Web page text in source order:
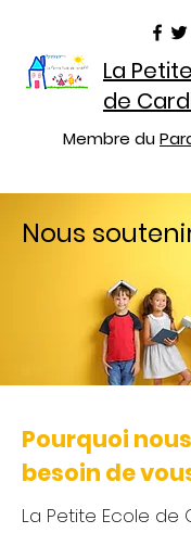
La
de
Membre du
Nous
Pourquoi
besoin de
La Petite Ecole de